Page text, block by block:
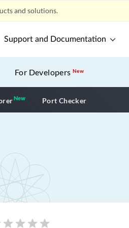
and solutions.
Support and Documentation
For DevelopersNew
NewNew application
Port Checker
star star star star